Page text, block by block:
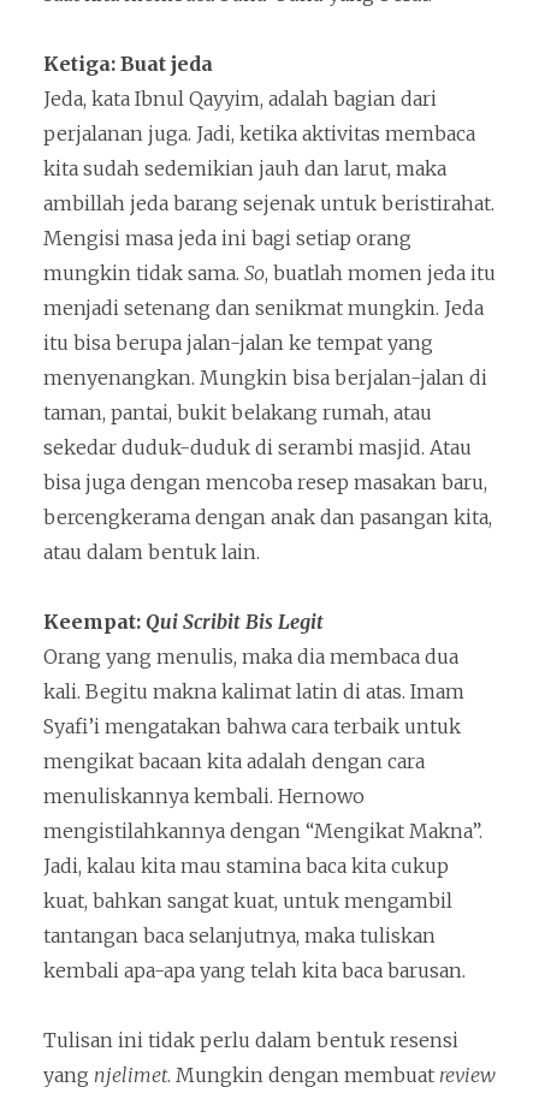
Ketiga: Buat jeda
Jeda, kata Ibnul Qayyim, adalah bagian dari
perjalanan juga. Jadi, ketika aktivitas membaca
kita sudah sedemikian jauh dan larut, maka
ambillah jeda barang sejenak untuk beristirahat.
Mengisi masa jeda ini bagi setiap orang
mungkin tidak sama. So, buatlah momen jeda itu
menjadi setenang dan senikmat mungkin. Jeda
itu bisa berupa jalan-jalan ke tempat yang
menyenangkan. Mungkin bisa berjalan-jalan di
taman, pantai, bukit belakang rumah, atau
sekedar duduk-duduk di serambi masjid. Atau
bisa juga dengan mencoba resep masakan baru,
bercengkerama dengan anak dan pasangan kita,
atau dalam bentuk lain.
Keempat: Qui Scribit Bis Legit
Orang yang menulis, maka dia membaca dua
kali. Begitu makna kalimat latin di atas. Imam
Syafi’i mengatakan bahwa cara terbaik untuk
mengikat bacaan kita adalah dengan cara
menuliskannya kembali. Hernowo
mengistilahkannya dengan “Mengikat Makna”.
Jadi, kalau kita mau stamina baca kita cukup
kuat, bahkan sangat kuat, untuk mengambil
tantangan baca selanjutnya, maka tuliskan
kembali apa-apa yang telah kita baca barusan.
Tulisan ini tidak perlu dalam bentuk resensi
yang njelimet. Mungkin dengan membuat review